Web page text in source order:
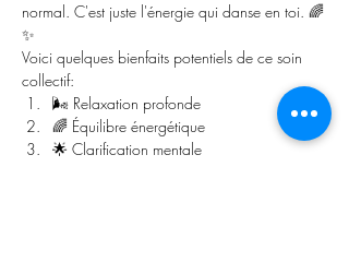
normal. C'est juste l'énergie qui danse en toi. 🌈
✨
Voici quelques bienfaits potentiels de ce soin
collectif:
🌬️ Relaxation profonde
🌈 Équilibre énergétique
🌟 Clarification mentale